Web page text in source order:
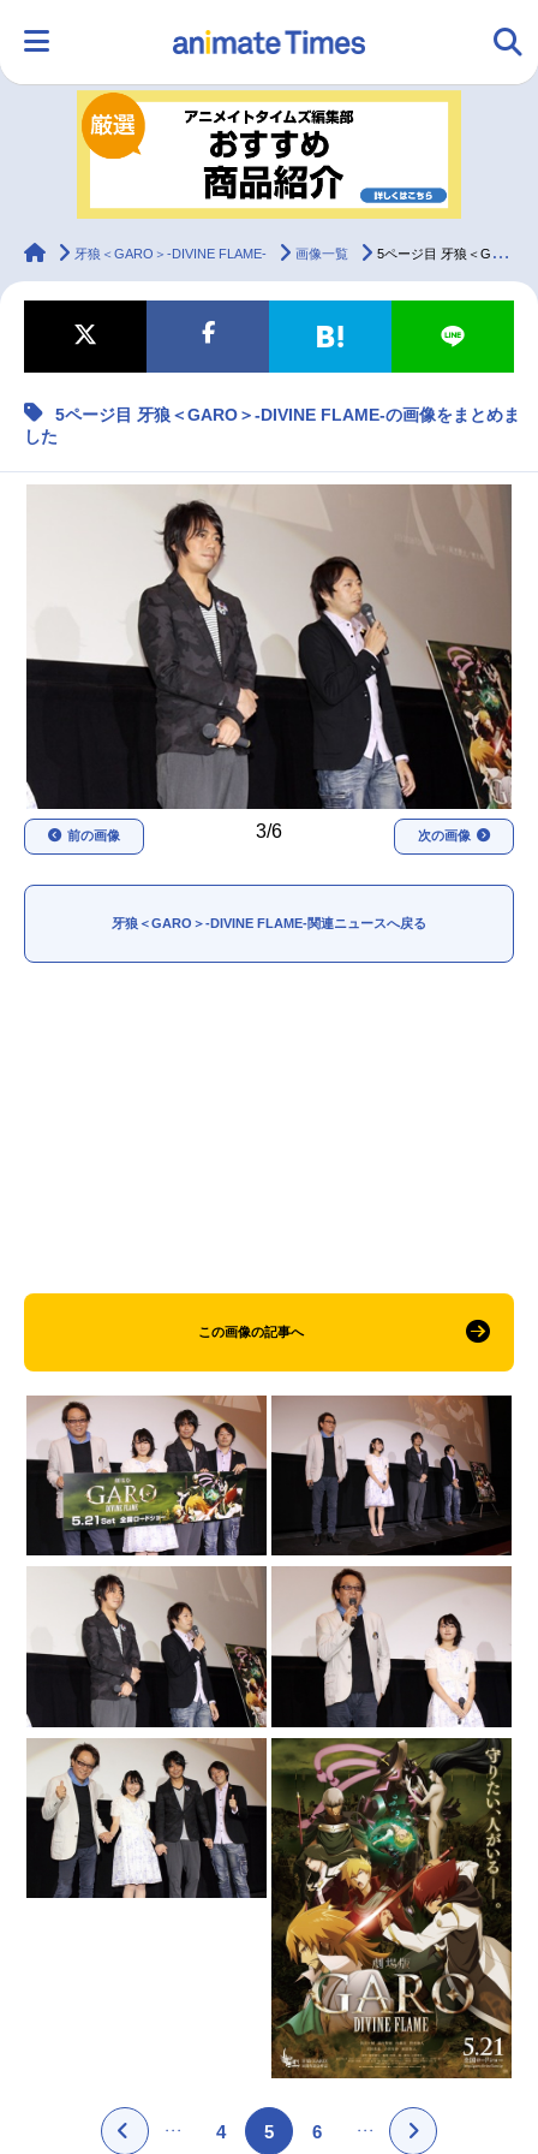
ランキング アニメ
ラジオ
マンガ・ラノベ ゲーム・アプリ 音楽 コスプレ
2.5次元 配信・Vtuber 無料マンガ
最新記事一覧
実写化映画一覧
今期アニメ曜日別一覧
夏アニメ
冬アニメ
FOLLOW US
animateTimes
牙狼＜GARO＞-DIVINE FLAME- 画像一覧 5ページ目 牙狼＜GARO＞-DIVINE FLAME-の画像をまとめました
5ページ目 牙狼＜GARO＞-DIVINE FLAME-の画像をまとめま
した
3/6
前の画像 次の画像
牙狼＜GARO＞-DIVINE FLAME-関連ニュースへ戻る
この画像の記事へ
4 5 6